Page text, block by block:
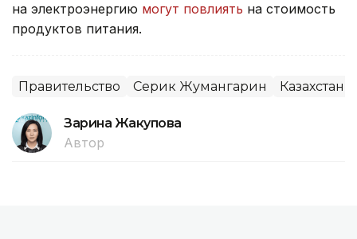
на электроэнергию могут повлиять на стоимость
продуктов питания.
Правительство Серик Жумангарин Казахстан
Зарина Жакупова
Автор